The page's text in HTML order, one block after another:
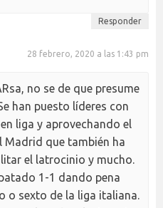
Responder
28 febrero, 2020 a las 1:43 pm
no se de que presume
han puesto líderes con
liga y aprovechando el
Madrid que también ha
el latrocinio y mucho.
1-1 dando pena
o sexto de la liga italiana.